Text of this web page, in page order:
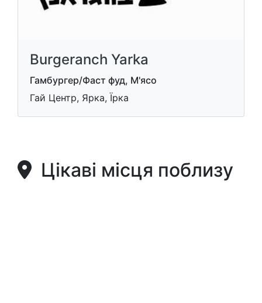
Burgeranch Yarka
Гамбургер/Фаст фуд, М'ясо
Гай Центр, Ярка, Їрка
Цікаві місця поблизу